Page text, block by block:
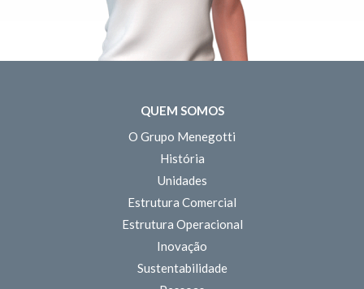
QUEM SOMOS
O Grupo Menegotti
História
Unidades
Estrutura Comercial
Estrutura Operacional
Inovação
Sustentabilidade